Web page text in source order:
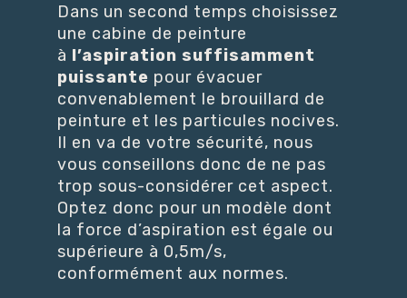
Dans un second temps choisissez
une cabine de peinture
à l’aspiration suffisamment
puissante pour évacuer
convenablement le brouillard de
peinture et les particules nocives.
Il en va de votre sécurité, nous
vous conseillons donc de ne pas
trop sous-considérer cet aspect.
Optez donc pour un modèle dont
la force d’aspiration est égale ou
supérieure à 0,5m/s,
conformément aux normes.